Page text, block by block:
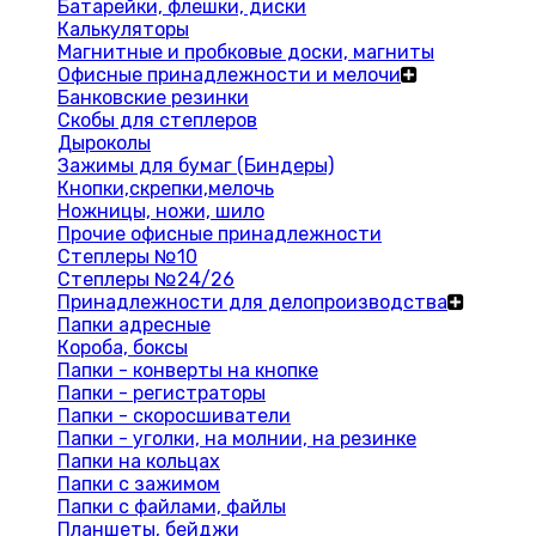
Батарейки, флешки, диски
Калькуляторы
Магнитные и пробковые доски, магниты
Офисные принадлежности и мелочи
Банковские резинки
Скобы для степлеров
Дыроколы
Зажимы для бумаг (Биндеры)
Кнопки,скрепки,мелочь
Ножницы, ножи, шило
Прочие офисные принадлежности
Степлеры №10
Степлеры №24/26
Принадлежности для делопроизводства
Папки адресные
Короба, боксы
Папки - конверты на кнопке
Папки - регистраторы
Папки - скоросшиватели
Папки - уголки, на молнии, на резинке
Папки на кольцах
Папки с зажимом
Папки с файлами, файлы
Планшеты, бейджи